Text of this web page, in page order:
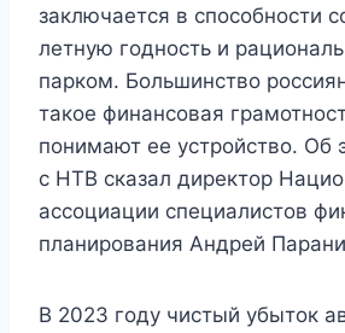
заключается в способности
летную годность и
парком. Большинство
такое финансовая
понимают ее устройство. Об
с НТВ сказал директор
ассоциации специалистов
планирования Андрей
В 2023 году чистый убыток